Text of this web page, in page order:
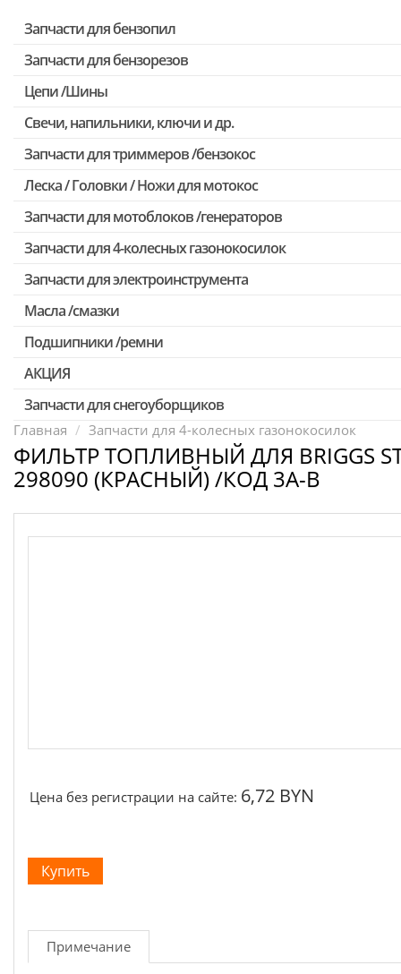
Запчасти для бензопил
Запчасти для бензопил Stihl
Запчасти для бензопил Husqvarna, Partner
Запчасти для Китайских бензопил
Запчасти для бензопил Oleo-mac, Echo и др.
Запчасти для бензорезов
Цепи /Шины
Свечи, напильники, ключи и др.
Запчасти для триммеров /бензокос
Запчасти для Китайских триммеров
Запчасти для мотокос Stihl /Husqvarna /Oleo-mac /Echo и др.
Леска / Головки / Ножи для мотокос
Запчасти для мотоблоков /генераторов
Запчасти для 4-колесных газонокосилок
Запчасти для электроинструмента
Двигатели, редукторы для шуруповертов
Патроны для шуруповертов / перфораторов
Выключатели, переключатели
Запчасти для перфораторов и отбойных молотков
Запчасти для УШМ (болгарок)
Запчасти для электроинструмента другие
Конденсаторы
Якоря, статоры
Масла /смазки
Подшипники /ремни
АКЦИЯ
Скидка 50%
Запчасти для снегоуборщиков
Главная Запчасти для 4-колесных газонокосилок
ФИЛЬТР ТОПЛИВНЫЙ ДЛЯ BRIGGS
298090 (КРАСНЫЙ) /КОД 3A-B
Цена без регистрации на сайте: 6,72 BYN
Примечание